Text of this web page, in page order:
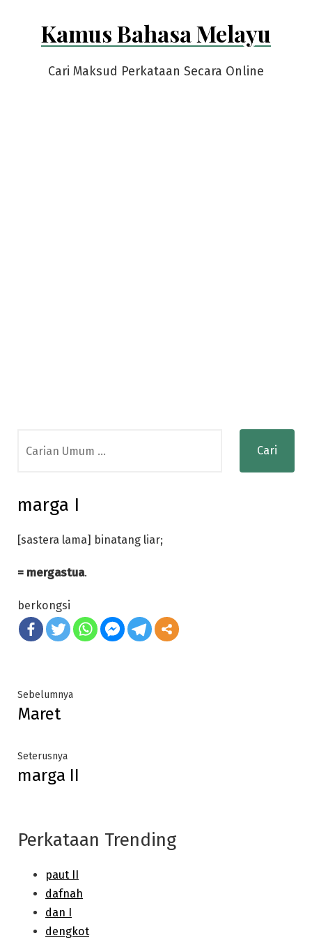
Kamus Bahasa Melayu
Cari Maksud Perkataan Secara Online
for:
marga I
[sastera lama] binatang liar;
= mergastua.
berkongsi
Post
navigation
SebelumnyaPrevious
Maret
SeterusnyaNext
post:
marga II
Perkataan Trending